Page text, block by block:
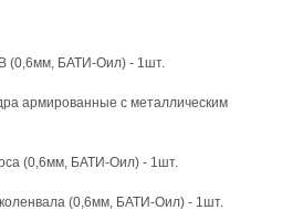
(0,6мм, БАТИ-Оил) - 1шт.
армированные с металлическим
(0,6мм, БАТИ-Оил) - 1шт.
(0,6мм, БАТИ-Оил) - 1шт.